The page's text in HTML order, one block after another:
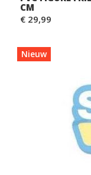
CM
€ 29,99
Nieuw